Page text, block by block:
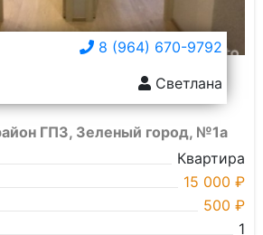
8 (964) 670-9792
Светлана
ГПЗ, Зеленый город, №1а
Квартира
15 000 ₽
500 ₽
1